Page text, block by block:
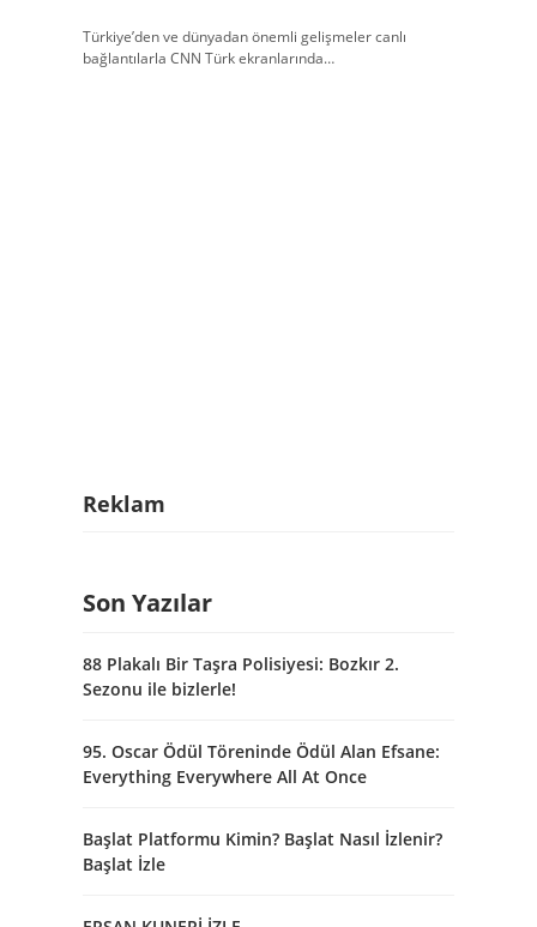
Türkiye’den ve dünyadan önemli gelişmeler canlı
bağlantılarla CNN Türk ekranlarında…
Reklam
Son Yazılar
88 Plakalı Bir Taşra Polisiyesi: Bozkır 2.
Sezonu ile bizlerle!
95. Oscar Ödül Töreninde Ödül Alan Efsane:
Everything Everywhere All At Once
Başlat Platformu Kimin? Başlat Nasıl İzlenir?
Başlat İzle